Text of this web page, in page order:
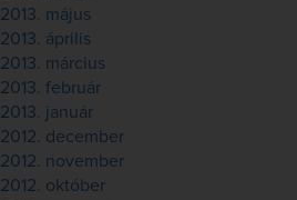
2013. május
2013. április
2013. március
2013. február
2013. január
2012. december
2012. november
2012. október